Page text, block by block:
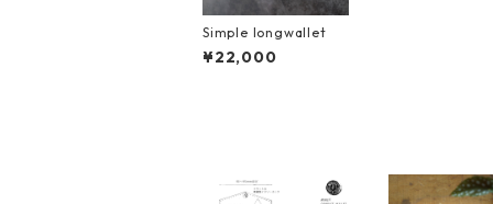
Simple longwallet
¥22,000